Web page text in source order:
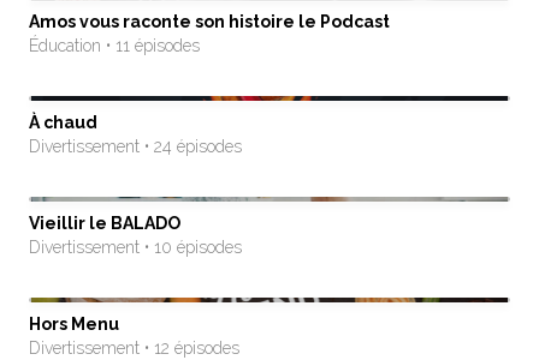
Amos vous raconte son histoire le Podcast
Éducation • 11 épisodes
À chaud
Divertissement • 24 épisodes
Vieillir le BALADO
Divertissement • 10 épisodes
Hors Menu
Divertissement • 12 épisodes